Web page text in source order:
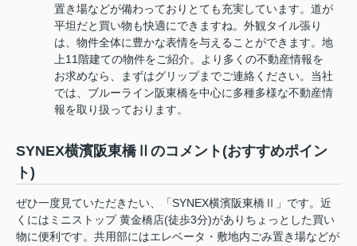
置き場などが備わっておりとても充実しています。道が
平坦だと買い物も快適にできますね。外観タイル張り
は、物件全体に豊かな表情を与えることができます。地
上11階建ての物件をご紹介。より多くの不動産情報を
お求めなら、まずはグリップまでご連絡ください。当社
では、ブルーライン阪東橋を中心に多種多様な不動産情
報を取り扱っております。
SYNEX横濱阪東橋Ⅱのコメント(おすすめポイン
ト)
ぜひ一度見ていただきたい、「SYNEX横濱阪東橋Ⅱ」です。近
くにはミニストップ 黄金橋店(徒歩3分)がありちょっとした買い
物に便利です。共用部にはエレベータ・敷地内ごみ置き場などが